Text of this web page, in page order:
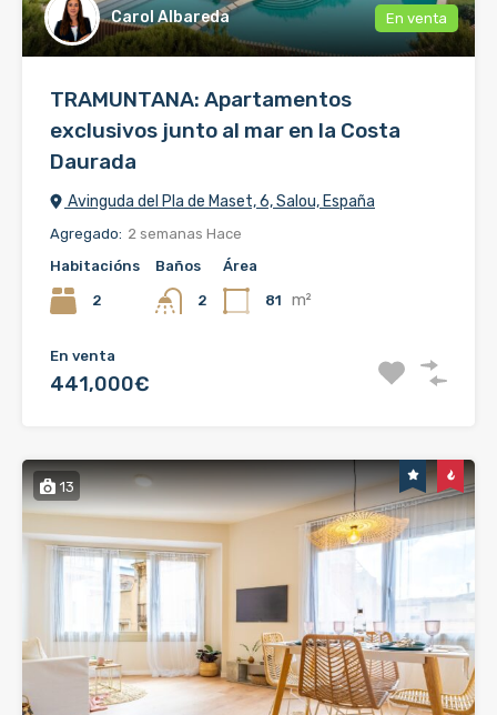
Carol Albareda En venta
TRAMUNTANA: Apartamentos
exclusivos junto al mar en la Costa
Daurada
Avinguda del Pla de Maset, 6, Salou, España
Agregado: 2 semanas Hace
Habitacións
2
Baños
2
Área
81 m²
En venta
441,000€
13